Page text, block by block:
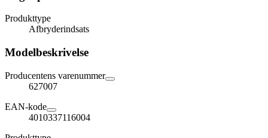
Produkttype
Afbryderindsats
Modelbeskrivelse
Producentens varenummer
627007
EAN-kode
4010337116004